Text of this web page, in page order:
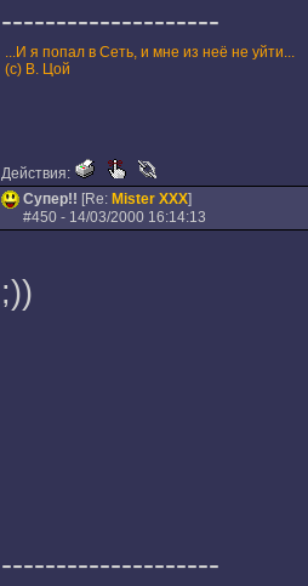
--------------------
...И я попал в Сеть, и мне из неё не уйти...
(с) В. Цой
Действия:
Супер!! [Re: Mister XXX]
#450- 14/03/2000 16:14:13
;))
--------------------